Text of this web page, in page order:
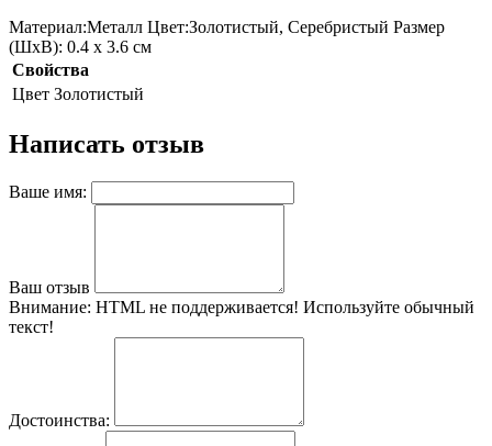
Материал:Металл Цвет:Золотистый, Серебристый Размер
(ШхВ): 0.4 x 3.6 см
Свойства
Цвет Золотистый
Написать отзыв
Ваше имя:
Ваш отзыв
Внимание: HTML не поддерживается! Используйте обычный
текст!
Достоинства: